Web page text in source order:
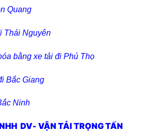
Quang
Thái Nguyên
bằng xe tải đi Phú Thọ
Bắc Giang
Ninh
DV- VẬN TẢI TRỌNG TẤN